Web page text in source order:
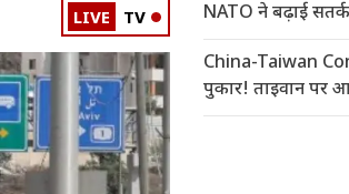
LIVE TV
NATO ने बढ़ाई
China-Taiwan
पुकार! ताइवान पर